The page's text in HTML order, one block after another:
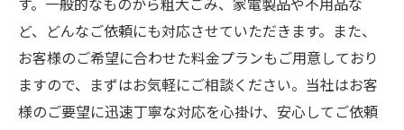
ど、どんなご依頼にも対応させていただきます。また、
お客様のご希望に合わせた料金プランもご用意しており
ますので、まずはお気軽にご相談ください。当社はお客
様のご要望に迅速丁寧な対応を心掛け、安心してご依頼